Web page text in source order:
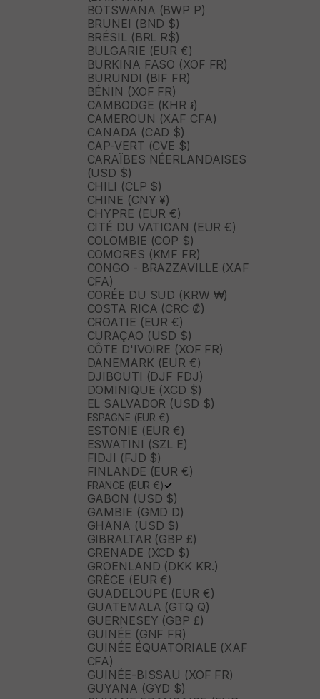
BOTSWANA (BWP P)
BRUNEI (BND $)
BRÉSIL (BRL R$)
BULGARIE (EUR €)
BURKINA FASO (XOF FR)
BURUNDI (BIF FR)
BÉNIN (XOF FR)
CAMBODGE (KHR ៛)
CAMEROUN (XAF CFA)
CANADA (CAD $)
CAP-VERT (CVE $)
CARAÏBES NÉERLANDAISES
(USD $)
CHILI (CLP $)
CHINE (CNY ¥)
CHYPRE (EUR €)
CITÉ DU VATICAN (EUR €)
COLOMBIE (COP $)
COMORES (KMF FR)
CONGO - BRAZZAVILLE (XAF
CFA)
CORÉE DU SUD (KRW ₩)
COSTA RICA (CRC ₡)
CROATIE (EUR €)
CURAÇAO (USD $)
CÔTE D'IVOIRE (XOF FR)
DANEMARK (EUR €)
DJIBOUTI (DJF FDJ)
DOMINIQUE (XCD $)
EL SALVADOR (USD $)
ESPAGNE (EUR €)
ESTONIE (EUR €)
ESWATINI (SZL E)
FIDJI (FJD $)
FINLANDE (EUR €)
FRANCE (EUR €)
GABON (USD $)
GAMBIE (GMD D)
GHANA (USD $)
GIBRALTAR (GBP £)
GRENADE (XCD $)
GROENLAND (DKK KR.)
GRÈCE (EUR €)
GUADELOUPE (EUR €)
GUATEMALA (GTQ Q)
GUERNESEY (GBP £)
GUINÉE (GNF FR)
GUINÉE ÉQUATORIALE (XAF
CFA)
GUINÉE-BISSAU (XOF FR)
GUYANA (GYD $)